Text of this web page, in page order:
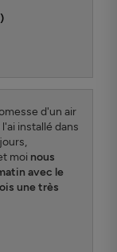
d'un air
installé dans
moi nous
avec le
une très